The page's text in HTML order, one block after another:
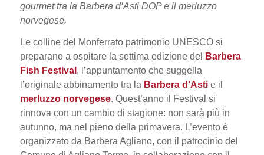
gourmet tra la Barbera d’Asti DOP e il merluzzo
norvegese.
Le colline del Monferrato patrimonio UNESCO si
preparano a ospitare la settima edizione del
Barbera
Fish Festival , l’appuntamento che suggella
l’originale abbinamento tra la Barbera d’Astie il
merluzzo norvegese. Quest’anno il Festival si
rinnova con un cambio di stagione: non sarà più in
autunno, ma nel pieno della primavera. L’evento è
organizzato da Barbera Agliano, con il patrocinio del